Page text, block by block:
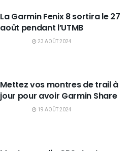
La Garmin Fenix 8 sortira le 27
août pendant l’UTMB
23 AOÛT 2024
Mettez vos montres de trail à
jour pour avoir Garmin Share
19 AOÛT 2024